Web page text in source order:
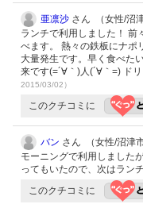
亜凛沙 さん （女性/沼
ランチで利用しました！ 前
べます。 熱々の鉄板にナポ
大量発生です。早く食べた
来です(=´∀｀)人(´∀｀=) ド
2015/03/02）
このクチコミに
バン さん （女性/沼津
モーニングで利用しました
ってもいたので、次はラン
このクチコミに